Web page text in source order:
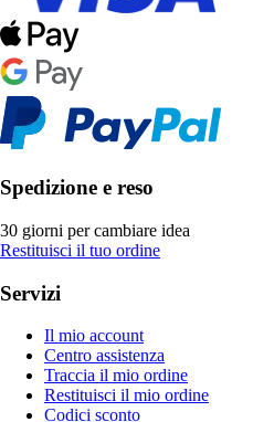
Spedizione e reso
30 giorni per cambiare idea
Restituisci il tuo ordine
Servizi
Il mio account
Centro assistenza
Traccia il mio ordine
Restituisci il mio ordine
Codici sconto